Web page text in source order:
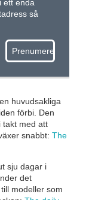
ett enda
så
huvudsakliga
förbi. Den
takt med att
snabbt: The
sju dagar i
det
modeller som